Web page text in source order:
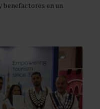
benefactores en un